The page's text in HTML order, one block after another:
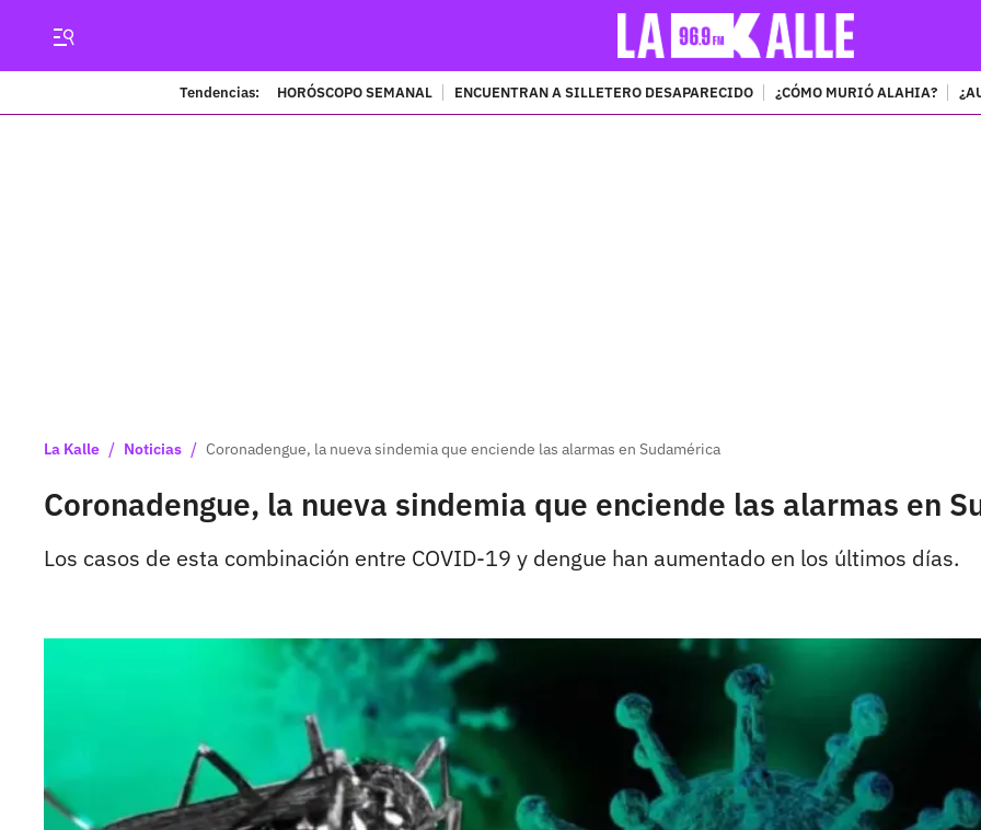
Tendencias: HORÓSCOPO SEMANAL ENCUENTRAN A SILLETERO DESAPARECIDO ¿CÓMO MURIÓ ALAHIA?
La Kalle / Noticias / Coronadengue, la nueva sindemia que enciende las alarmas en Sudamérica
Coronadengue, la nueva sindemia que enciende las alarmas en
Los casos de esta combinación entre COVID-19 y dengue han aumentado en los últimos días.